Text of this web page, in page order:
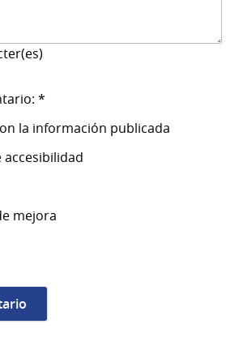
*
la información publicada
accesibilidad
mejora